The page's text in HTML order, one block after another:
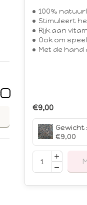
100%
Stimuleert het
Rijk aan
Ook om speelgoed
Met de hand
€9,00
€9,00